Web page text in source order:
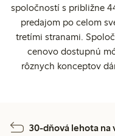
spoločností s približne
predajom po celom
tretími stranami.
cenovo dostupnú
rôznych konceptov
30-dňová lehota na